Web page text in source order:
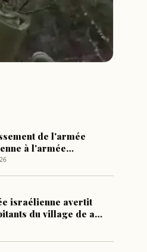
de l'armée
à l'armée
pour éviter tout
israélienne avertit
du village de al-
: quittez